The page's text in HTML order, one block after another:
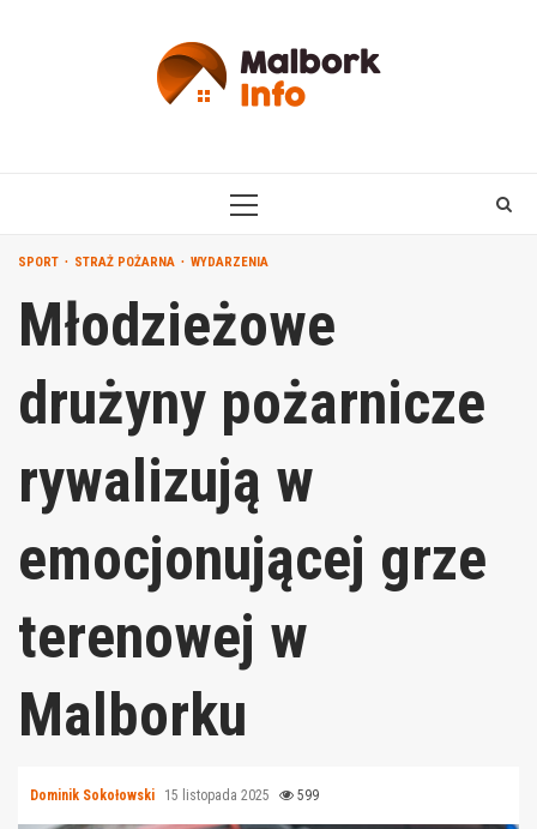
PRIMARY
SPORT STRAŻ POŻARNA WYDARZENIA
Młodzieżowe
drużyny pożarnicze
rywalizują w
emocjonującej grze
terenowej w
Malborku
Dominik Sokołowski 15 listopada 2025 599